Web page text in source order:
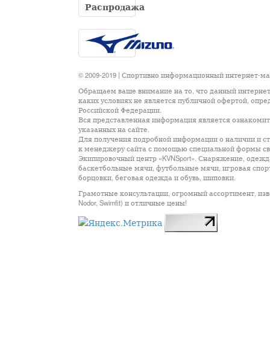
Распродажа
© 2009-2019 | Спортивно информационный интернет-
Обращаем ваше внимание на то, что данный
каких условиях не является публичной офертой,
Российской Федерации.
Вся представленная информация является
указанных на сайте.
Для получения подробной информации о наличии и
к менеджеру сайта с помощью специальной формы
Экипировочный центр «KVNSport». Снаряжение,
баскетбольные мячи, футбольные мячи, игровая
борцовки, беговая одежда и обувь, шиповки.
Грамотные консультации, огромный ассортимент,
Nodor, Swimfit) и отличные цены!